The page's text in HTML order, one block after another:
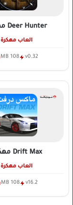
Deer Hunter
العاب مهكرة
v0.32
108 MB
Drift Max
العاب مهكرة
v16.2
108 MB